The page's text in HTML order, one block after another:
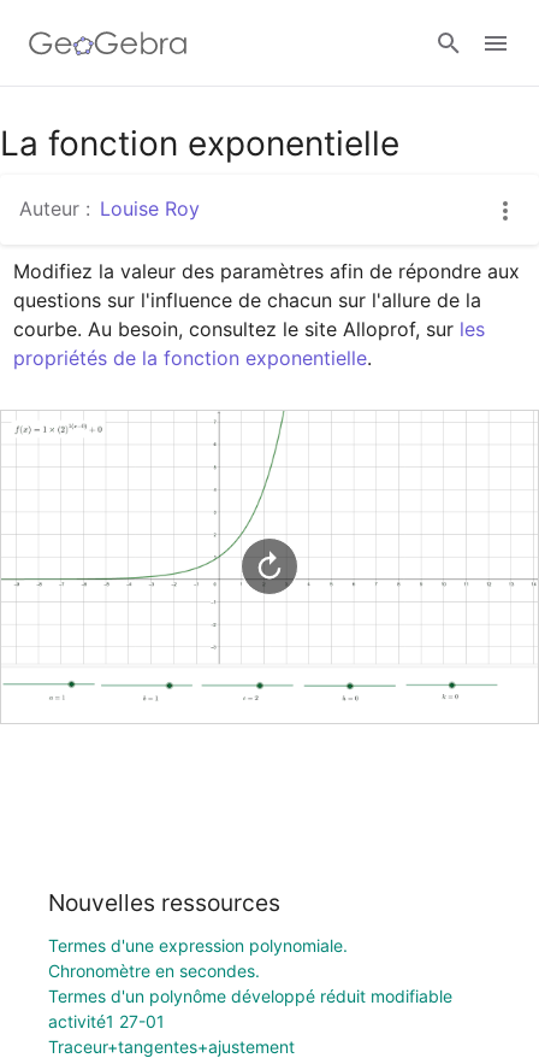
Google Classroom
Classe GeoGebra
Se connecter
La fonction exponentielle
Auteur : Louise Roy
Modifiez la valeur des paramètres afin de répondre aux
questions sur l'influence de chacun sur l'allure de la
courbe. Au besoin, consultez le site Alloprof, sur les
propriétés de la fonction exponentielle.
Nouvelles ressources
Termes d'une expression polynomiale.
Chronomètre en secondes.
Termes d'un polynôme développé réduit modifiable
activité1 27-01
Traceur+tangentes+ajustement